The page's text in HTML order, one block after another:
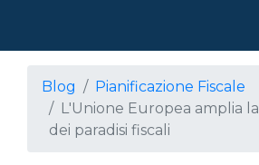
Blog
Pianificazione Fiscale
L'Unione Europea amplia
dei paradisi fiscali